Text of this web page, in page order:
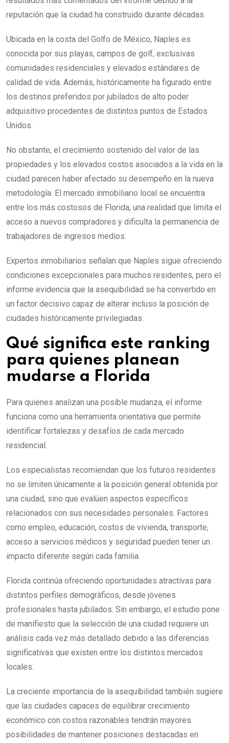
reputación que la ciudad ha construido durante décadas.
Ubicada en la costa del Golfo de México, Naples es
conocida por sus playas, campos de golf, exclusivas
comunidades residenciales y elevados estándares de
calidad de vida. Además, históricamente ha figurado entre
los destinos preferidos por jubilados de alto poder
adquisitivo procedentes de distintos puntos de Estados
Unidos.
No obstante, el crecimiento sostenido del valor de las
propiedades y los elevados costos asociados a la vida en la
ciudad parecen haber afectado su desempeño en la nueva
metodología. El mercado inmobiliario local se encuentra
entre los más costosos de Florida, una realidad que limita el
acceso a nuevos compradores y dificulta la permanencia de
trabajadores de ingresos medios.
Expertos inmobiliarios señalan que Naples sigue ofreciendo
condiciones excepcionales para muchos residentes, pero el
informe evidencia que la asequibilidad se ha convertido en
un factor decisivo capaz de alterar incluso la posición de
ciudades históricamente privilegiadas.
Qué significa este ranking
para quienes planean
mudarse a Florida
Para quienes analizan una posible mudanza, el informe
funciona como una herramienta orientativa que permite
identificar fortalezas y desafíos de cada mercado
residencial.
Los especialistas recomiendan que los futuros residentes
no se limiten únicamente a la posición general obtenida por
una ciudad, sino que evalúen aspectos específicos
relacionados con sus necesidades personales. Factores
como empleo, educación, costos de vivienda, transporte,
acceso a servicios médicos y seguridad pueden tener un
impacto diferente según cada familia.
Florida continúa ofreciendo oportunidades atractivas para
distintos perfiles demográficos, desde jóvenes
profesionales hasta jubilados. Sin embargo, el estudio pone
de manifiesto que la selección de una ciudad requiere un
análisis cada vez más detallado debido a las diferencias
significativas que existen entre los distintos mercados
locales.
La creciente importancia de la asequibilidad también sugiere
que las ciudades capaces de equilibrar crecimiento
económico con costos razonables tendrán mayores
posibilidades de mantener posiciones destacadas en